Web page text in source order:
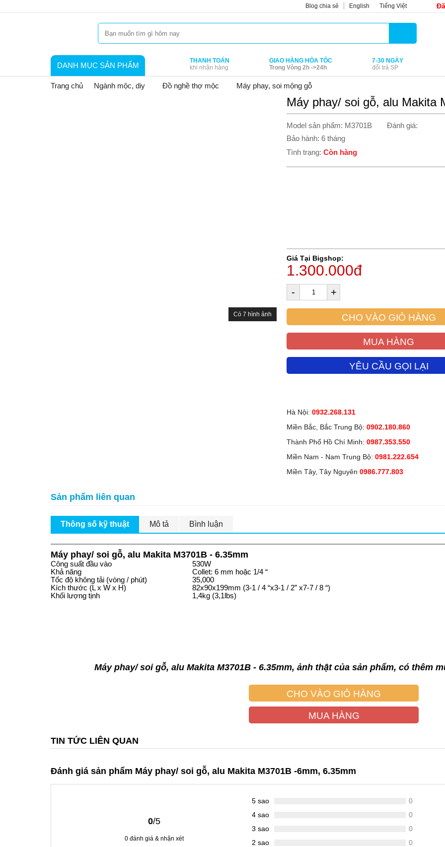
Blog chia sẻ English Tiếng Việt
DANH MỤC SẢN PHẨM
THANH TOÁN
khi nhận hàng
GIAO HÀNG HỎA TỐC
Trong Vòng 2h ->24h
7-30 NGÀY
đổi trả SP
Trang chủ
Ngành mộc, diy Đồ nghề thợ mộc Máy phay, soi mộng gỗ
Có 7 hình ảnh
Máy phay/ soi gỗ, alu Makita
Model sản phẩm: M3701B
Đánh giá:
Bảo hành: 6 tháng
Tình trạng: Còn hàng
Giá Tại Bigshop:
1.300.000đ
- +
CHO VÀO GIỎ HÀNG
MUA HÀNG
YÊU CẦU GỌI LẠI
Hà Nội: 0932.268.131
Miền Bắc, Bắc Trung Bộ: 0902.180.860
Thành Phố Hồ Chí Minh: 0987.353.550
Miền Nam - Nam Trung Bộ: 0981.222.654
Miền Tây, Tây Nguyên 0986.777.803
Sản phẩm liên quan
Thông số kỹ thuật Mô tả Bình luận
Máy phay/ soi gỗ, alu Makita M3701B - 6.35mm
Công suất đầu vào
530W
Khả năng
Collet: 6 mm hoặc 1/4 “
Tốc độ không tải (vòng / phút)
35,000
Kích thước (L x W x H)
82x90x199mm (3-1 / 4 “x3-1 / 2” x7-7 / 8 “)
Khối lượng tịnh
1,4kg (3,1lbs)
Máy phay/ soi gỗ, alu Makita M3701B - 6.35mm, ảnh thật của sản phẩm, có thêm
CHO VÀO GIỎ HÀNG
MUA HÀNG
TIN TỨC LIÊN QUAN
Đánh giá sản phẩm Máy phay/ soi gỗ, alu Makita M3701B -6mm, 6.35mm
0/5
0đánh giá & nhận xét
5 sao
0
4 sao
0
3 sao
0
2 sao
0